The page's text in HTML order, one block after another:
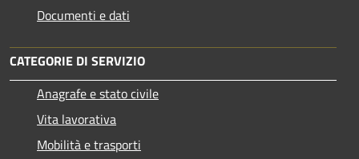
Documenti e dati
CATEGORIE DI SERVIZIO
Anagrafe e stato civile
Vita lavorativa
Mobilità e trasporti